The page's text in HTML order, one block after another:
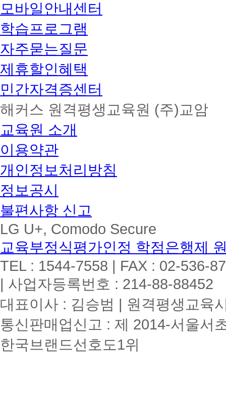
모바일안내센터
학습프로그램
자주묻는질문
제휴할인혜택
민간자격증센터
해커스 원격평생교육원 (주)교암
교육원 소개
이용약관
개인정보처리방침
정보공시
불편사항 신고
LG U+, Comodo Secure
교육부정식평가인정 학점은행제
TEL : 1544-7558 | FAX : 02-536-
| 사업자등록번호 : 214-88-88452
대표이사 : 김승범 | 원격평생교육
통신판매업신고 : 제 2014-서울서
한국브랜드선호도1위